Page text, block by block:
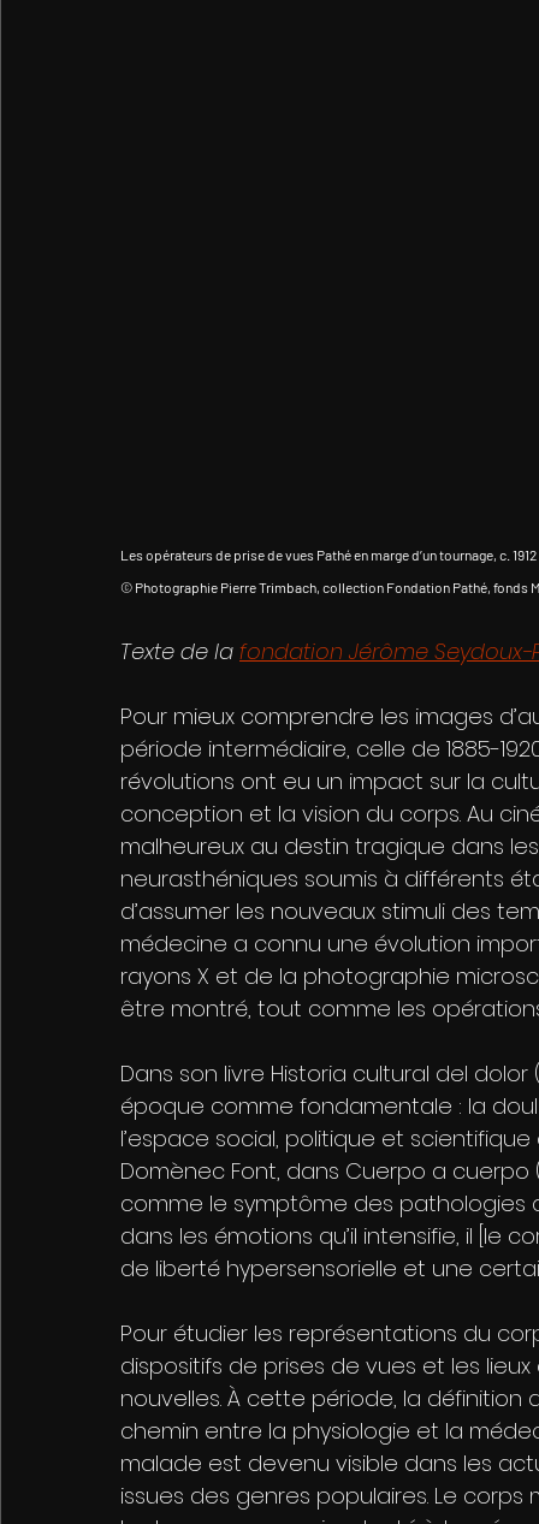
Les opérateurs de prise de vues Pathé en marge d’un tournage, c. 1912
© Photographie Pierre Trimbach, collection Fondation Pathé, fonds
Texte de la fondation Jérôme Seydoux-
Pour mieux comprendre les images
période intermédiaire, celle de 1885-
révolutions ont eu un impact sur la
conception et la vision du corps. Au
malheureux au destin tragique dans
neurasthéniques soumis à différents
d’assumer les nouveaux stimuli des
médecine a connu une évolution
rayons X et de la photographie
être montré, tout comme les
Dans son livre Historia cultural del
époque comme fondamentale : la
l’espace social, politique et
Domènec Font, dans Cuerpo a
comme le symptôme des pathologies
dans les émotions qu’il intensifie, il [le
de liberté hypersensorielle et une
Pour étudier les représentations du
dispositifs de prises de vues et les
nouvelles. À cette période, la définition
chemin entre la physiologie et la
malade est devenu visible dans les
issues des genres populaires. Le